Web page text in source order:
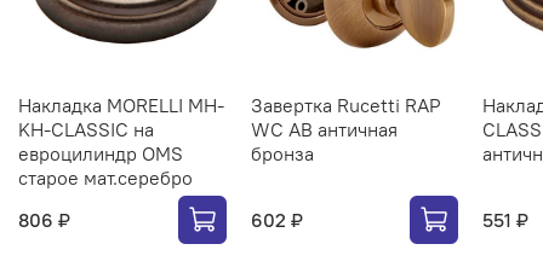
Накладка MORELLI MH-
KH-CLASSIC на
евроцилиндр OMS
старое мат.серебро
806 ₽
Завертка Rucetti RAP
WC AB античная
бронза
602 ₽ 551 ₽